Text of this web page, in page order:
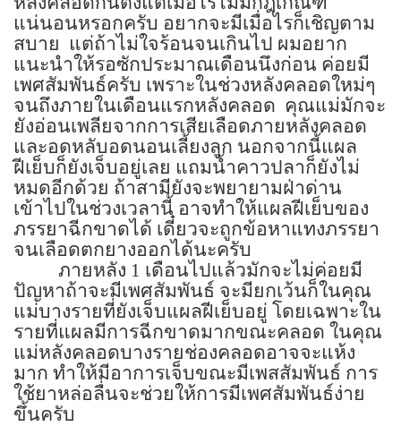
แน่นอนหรอกครับ อยากจะมีเมื่อไรก็เชิญตาม
สบาย แต่ถ้าไม่ใจร้อนจนเกินไป ผมอยาก
แนะนำให้รอซักประมาณเดือนนึงก่อน ค่อยมี
เพศสัมพันธ์ครับ เพราะในช่วงหลังคลอดใหม่ๆ
จนถึงภายในเดือนแรกหลังคลอด คุณแม่มักจะ
ยังอ่อนเพลียจากการเสียเลือดภายหลังคลอด
และอดหลับอดนอนเลี้ยงลูก นอกจากนี้แผล
ฝีเย็บก็ยังเจ็บอยู่เลย แถมน้ำคาวปลาก็ยังไม่
หมดอีกด้วย ถ้าสามียังจะพยายามฝ่าด่าน
เข้าไปในช่วงเวลานี้ อาจทำให้แผลฝีเย็บของ
ภรรยาฉีกขาดได้ เดี๋ยวจะถูกข้อหาแทงภรรยา
จนเลือดตกยางออกได้นะครับ
ภายหลัง 1 เดือนไปแล้วมักจะไม่ค่อยมี
ปัญหาถ้าจะมีเพศสัมพันธ์ จะมียกเว้นก็ในคุณ
แม่บางรายที่ยังเจ็บแผลฝีเย็บอยู่ โดยเฉพาะใน
รายที่แผลมีการฉีกขาดมากขณะคลอด ในคุณ
แม่หลังคลอดบางรายช่องคลอดอาจจะแห้ง
มาก ทำให้มีอาการเจ็บขณะมีเพสสัมพันธ์ การ
ใช้ยาหล่อลื่นจะช่วยให้การมีเพศสัมพันธ์ง่าย
ขึ้นครับ